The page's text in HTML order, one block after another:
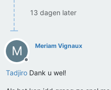
13 dagen later
M
Offline
Meriam Vignaux
Tadjiro Dank u wel!